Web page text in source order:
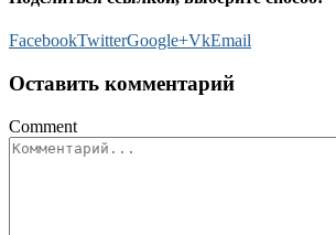
FacebookTwitterGoogle+VkEmail
Оставить комментарий
Comment